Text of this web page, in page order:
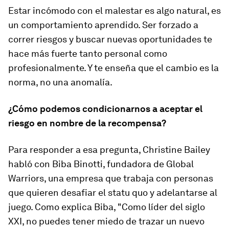
Estar incómodo con el malestar es algo natural, es
un comportamiento aprendido. Ser forzado a
correr riesgos y buscar nuevas oportunidades te
hace más fuerte tanto personal como
profesionalmente. Y te enseña que el cambio es la
norma, no una anomalía.
¿Cómo podemos condicionarnos a aceptar el
riesgo en nombre de la recompensa?
Para responder a esa pregunta, Christine Bailey
habló con Biba Binotti, fundadora de Global
Warriors, una empresa que trabaja con personas
que quieren desafiar el statu quo y adelantarse al
juego. Como explica Biba, "Como líder del siglo
XXI, no puedes tener miedo de trazar un nuevo